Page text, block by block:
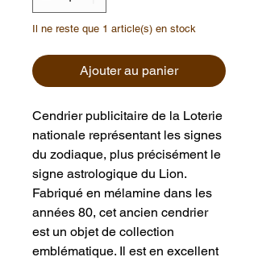
Il ne reste que 1 article(s) en stock
Ajouter au panier
Cendrier publicitaire de la Loterie
nationale représentant les signes
du zodiaque, plus précisément le
signe astrologique du Lion.
Fabriqué en mélamine dans les
années 80, cet ancien cendrier
est un objet de collection
emblématique. Il est en excellent